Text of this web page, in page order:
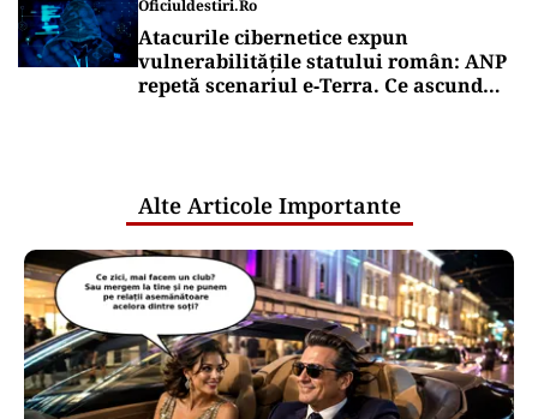
Oficiuldestiri.ro
Atacurile cibernetice expun
vulnerabilitățile statului român: ANP
repetă scenariul e‑Terra. Ce ascund
Alte Articole Importante